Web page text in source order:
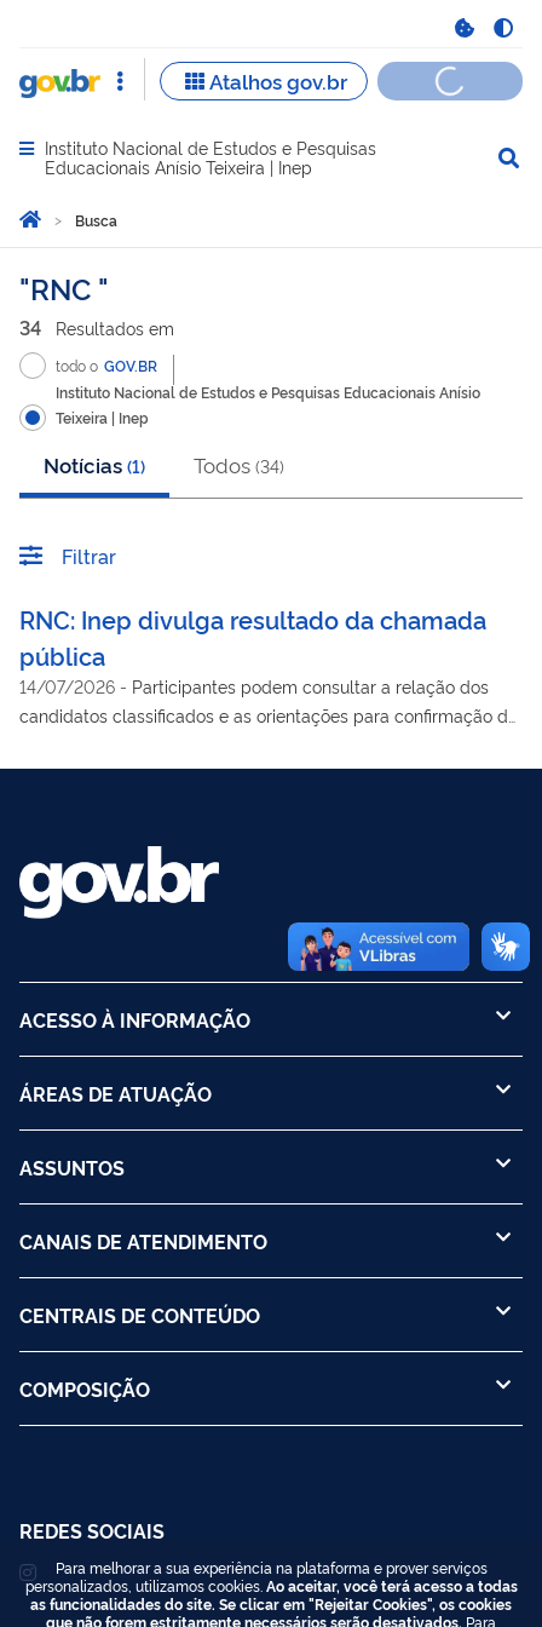
Abrir menu principal de navegação
Instituto Nacional de Estudos e Pesquisas
Educacionais Anísio Teixeira | Inep
Você está aqui:
Página Inicial
Busca
Busca
RNC
34 Resultados em
todo o GOV.BR
Instituto Nacional de Estudos e Pesquisas Educacionais Anísio
Teixeira | Inep
Notícias (1) Todos (34)
Filtrar
RNC: Inep divulga resultado da chamada
pública
14/07/2026 - Participantes podem consultar a relação dos
candidatos classificados e as orientações para confirmação da
ACESSO À INFORMAÇÃO
ÁREAS DE ATUAÇÃO
ASSUNTOS
CANAIS DE ATENDIMENTO
CENTRAIS DE CONTEÚDO
COMPOSIÇÃO
REDES SOCIAIS
Para melhorar a sua experiência na plataforma e prover serviços
personalizados, utilizamos cookies. Ao aceitar, você terá acesso a todas
as funcionalidades do site. Se clicar em "Rejeitar Cookies", os cookies
que não forem estritamente necessários serão desativados. Para